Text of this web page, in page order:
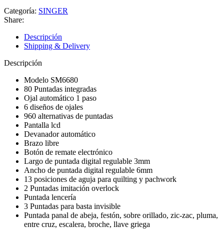
Categoría: SINGER
Share:
Descripción
Shipping & Delivery
Descripción
Modelo SM6680
80 Puntadas integradas
Ojal automático 1 paso
6 diseños de ojales
960 alternativas de puntadas
Pantalla lcd
Devanador automático
Brazo libre
Botón de remate electrónico
Largo de puntada digital regulable 3mm
Ancho de puntada digital regulable 6mm
13 posiciones de aguja para quilting y pachwork
2 Puntadas imitación overlock
Puntada lencería
3 Puntadas para basta invisible
Puntada panal de abeja, festón, sobre orillado, zic-zac, pluma,
entre cruz, escalera, broche, llave griega